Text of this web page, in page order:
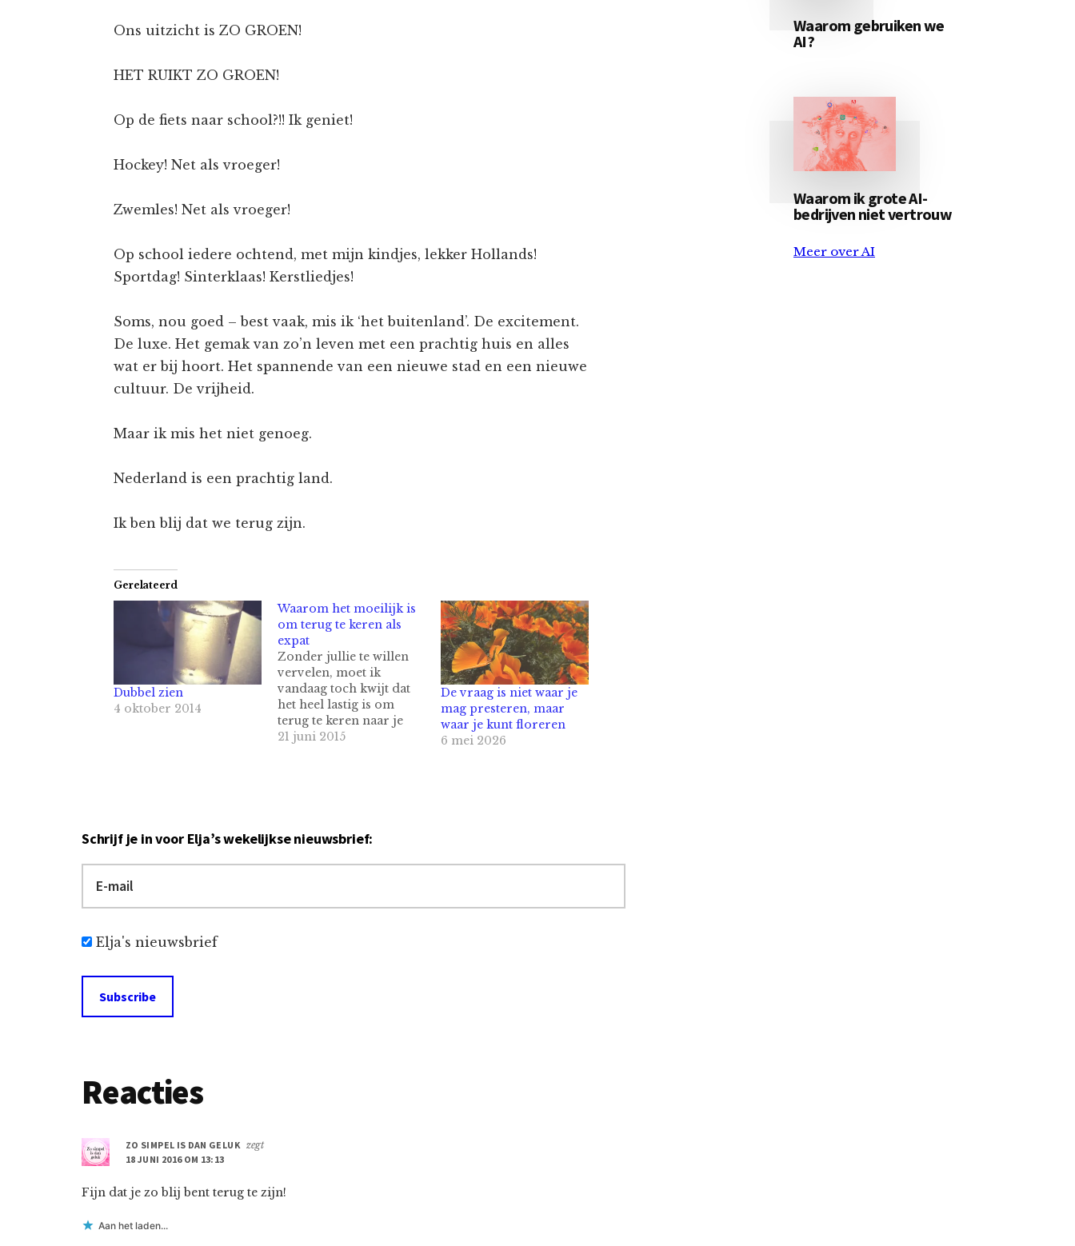
Ons uitzicht is ZO GROEN!
HET RUIKT ZO GROEN!
Op de fiets naar school?!! Ik geniet!
Hockey! Net als vroeger!
Zwemles! Net als vroeger!
Op school iedere ochtend, met mijn kindjes, lekker Hollands!
Sportdag! Sinterklaas! Kerstliedjes!
Soms, nou goed – best vaak, mis ik ‘het buitenland’. De excitement.
De luxe. Het gemak van zo’n leven met een prachtig huis en alles
wat er bij hoort. Het spannende van een nieuwe stad en een nieuwe
cultuur. De vrijheid.
Maar ik mis het niet genoeg.
Nederland is een prachtig land.
Ik ben blij dat we terug zijn.
Gerelateerd
Dubbel zien
4 oktober 2014
Waarom het moeilijk is
om terug te keren als
expat
Zonder jullie te willen
vervelen, moet ik
vandaag toch kwijt dat
het heel lastig is om
terug te keren naar je
thuisland, als expat. Het
herinnering triggert aan
een andere plek die net
zo thuis was.…
21 juni 2015
De vraag is niet waar je
mag presteren, maar
waar je kunt floreren
6 mei 2026
Schrijf je in voor Elja’s wekelijkse nieuwsbrief:
Elja's nieuwsbrief
Lees
Interacties
Reacties
ZO SIMPEL IS DAN GELUK zegt
18 JUNI 2016 OM 13:13
Fijn dat je zo blij bent terug te zijn!
Aan het laden...
Waarom gebruiken we
AI?
Waarom ik grote AI-
bedrijven niet vertrouw
Meer over AI